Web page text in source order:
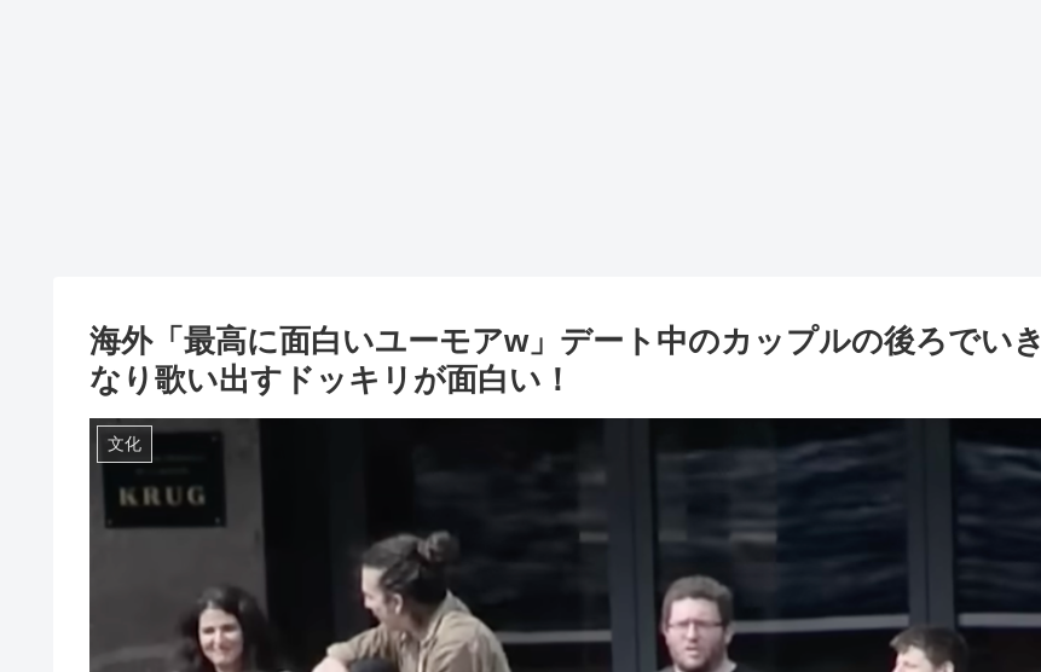
海外「最高に面白いユーモアw」デート中のカップルの後ろでいき
なり歌い出すドッキリが面白い！
文化